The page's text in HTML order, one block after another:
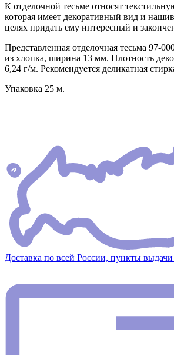
К отделочной тесьме относят
которая имеет декоративный вид и
целях придать ему интересный и
Представленная отделочная тесьма 97-
из хлопка, ширина 13 мм. Плотность
6,24 г/м. Рекомендуется деликатная
Упаковка 25 м.
Доставка по всей России, пункты